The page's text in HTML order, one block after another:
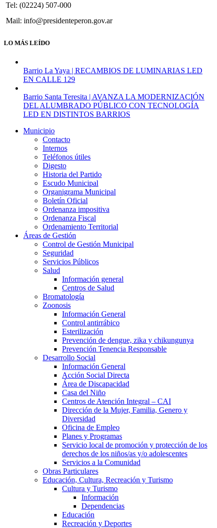
Tel: (02224) 507-000
Mail: info@presidenteperon.gov.ar
LO MÁS LEÍDO
Barrio La Yaya | RECAMBIOS DE LUMINARIAS LED
EN CALLE 129
Barrio Santa Teresita | AVANZA LA MODERNIZACIÓN
DEL ALUMBRADO PÚBLICO CON TECNOLOGÍA
LED EN DISTINTOS BARRIOS
Municipio
Contacto
Internos
Teléfonos útiles
Digesto
Historia del Partido
Escudo Municipal
Organigrama Municipal
Boletín Oficial
Ordenanza impositiva
Ordenanza Fiscal
Ordenamiento Territorial
Áreas de Gestión
Control de Gestión Municipal
Seguridad
Servicios Públicos
Salud
Información general
Centros de Salud
Bromatología
Zoonosis
Información General
Control antirrábico
Esterilización
Prevención de dengue, zika y chikungunya
Prevención Tenencia Responsable
Desarrollo Social
Información General
Acción Social Directa
Área de Discapacidad
Casa del Niño
Centros de Atención Integral – CAI
Dirección de la Mujer, Familia, Genero y
Diversidad
Oficina de Empleo
Planes y Programas
Servicio local de promoción y protección de los
derechos de los niños/as y/o adolescentes
Servicios a la Comunidad
Obras Particulares
Educación, Cultura, Recreación y Turismo
Cultura y Turismo
Información
Dependencias
Educación
Recreación y Deportes